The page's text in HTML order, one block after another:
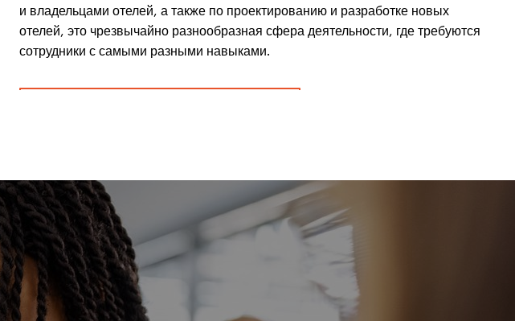
и владельцами отелей, а также по проектированию и разработке новых
отелей, это чрезвычайно разнообразная сфера деятельности, где требуются
сотрудники с самыми разными навыками.